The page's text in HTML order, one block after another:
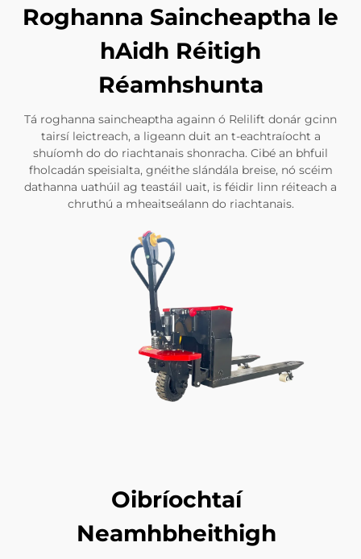
Roghanna Saincheaptha le
hAidh Réitigh
Réamhshunta
Tá roghanna saincheaptha againn ó Relilift donár gcinn
tairsí leictreach, a ligeann duit an t-eachtraíocht a
shuíomh do do riachtanais shonracha. Cibé an bhfuil
fholcadán speisialta, gnéithe slándála breise, nó scéim
dathanna uathúil ag teastáil uait, is féidir linn réiteach a
chruthú a mheaitseálann do riachtanais.
Oibríochtaí
Neamhbheithigh